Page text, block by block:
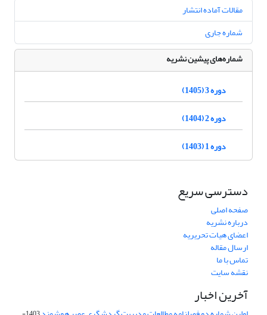
مقالات آماده انتشار
شماره جاری
شماره‌های پیشین نشریه
دوره 3 (1405)
دوره 2 (1404)
دوره 1 (1403)
دسترسی سریع
صفحه اصلی
درباره نشریه
اعضای هیات تحریریه
ارسال مقاله
تماس با ما
نقشه سایت
آخرین اخبار